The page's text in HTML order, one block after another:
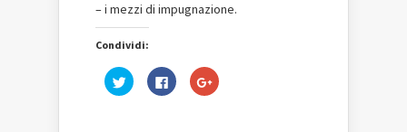
–i mezzi di impugnazione.
Condividi:
Fai
clic
Fai
clic
Fai
clic